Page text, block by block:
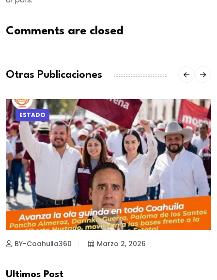
Comments are closed
Otras Publicaciones
ESTADO
BY-Coahuila360 Marzo 2, 2026
Ultimos Post